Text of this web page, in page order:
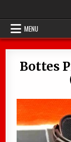
MENU
Bottes